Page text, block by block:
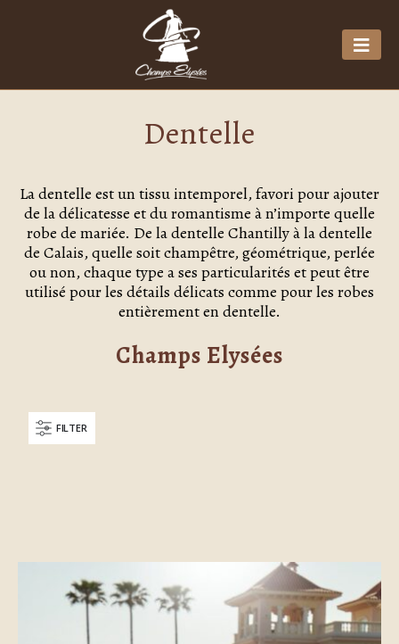
Dentelle
La dentelle est un tissu intemporel, favori pour ajouter
de la délicatesse et du romantisme à n’importe quelle
robe de mariée. De la dentelle Chantilly à la dentelle
de Calais, quelle soit champêtre, géométrique, perlée
ou non, chaque type a ses particularités et peut être
utilisé pour les détails délicats comme pour les robes
entièrement en dentelle.
Champs Elysées
FILTER